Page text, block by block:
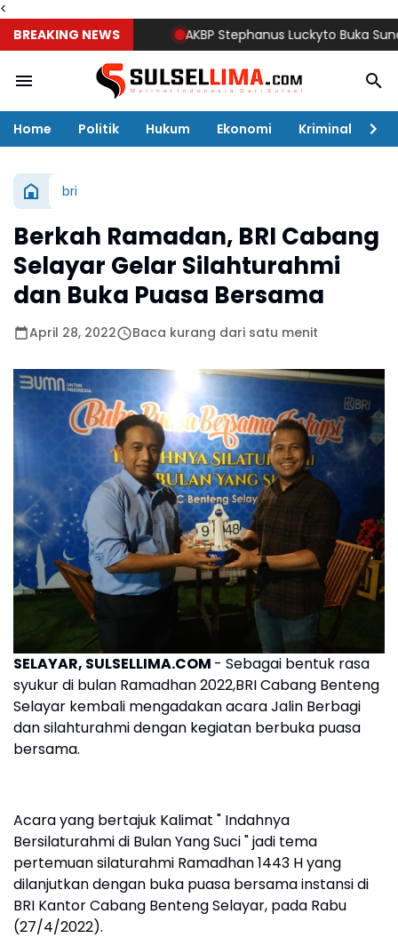
<
BREAKING NEWS
AKBP Stephanus Luckyto Buka Sunatan
Home Politik Hukum Ekonomi Kriminal
bri
Berkah Ramadan, BRI Cabang
Selayar Gelar Silahturahmi
dan Buka Puasa Bersama
April 28, 2022 Baca kurang dari satu menit
SELAYAR, SULSELLIMA.COM - Sebagai bentuk rasa
syukur di bulan Ramadhan 2022,BRI Cabang Benteng
Selayar kembali mengadakan acara Jalin Berbagi
dan silahturahmi dengan kegiatan berbuka puasa
bersama.
Acara yang bertajuk Kalimat " Indahnya
Bersilaturahmi di Bulan Yang Suci " jadi tema
pertemuan silaturahmi Ramadhan 1443 H yang
dilanjutkan dengan buka puasa bersama instansi di
BRI Kantor Cabang Benteng Selayar, pada Rabu
(27/4/2022).